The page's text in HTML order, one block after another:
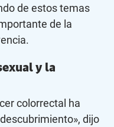
de estos temas
de la
y la
colorrectal ha
dijo